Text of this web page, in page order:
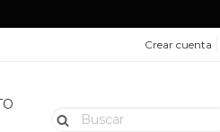
Crear cuenta